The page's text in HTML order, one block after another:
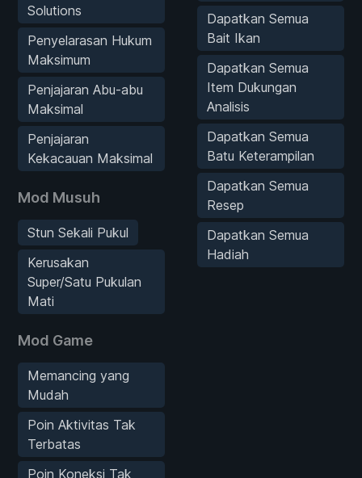
Solutions
Penyelarasan Hukum
Maksimum
Penjajaran Abu-abu
Maksimal
Penjajaran
Kekacauan Maksimal
Mod Musuh
Stun Sekali Pukul
Kerusakan
Super/Satu Pukulan
Mati
Mod Game
Memancing yang
Mudah
Poin Aktivitas Tak
Terbatas
Poin Koneksi Tak
Dapatkan Semua
Bait Ikan
Dapatkan Semua
Item Dukungan
Analisis
Dapatkan Semua
Batu Keterampilan
Dapatkan Semua
Resep
Dapatkan Semua
Hadiah